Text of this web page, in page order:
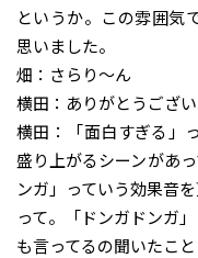
というか。この雰囲気
思いました。
畑：さらり〜ん
横田：ありがとうござ
横田：「面白すぎる」
盛り上がるシーンがあ
ンガ」っていう効果音
って。「ドンガドンガ
も言ってるの聞いたこと